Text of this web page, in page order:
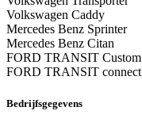
Volkswagen Caddy
Mercedes Benz Sprinter
Mercedes Benz Citan
FORD TRANSIT Custom
FORD TRANSIT connect
Bedrijfsgegevens